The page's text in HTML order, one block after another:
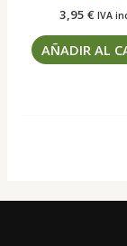
3,95€ IVA
AÑADIR AL